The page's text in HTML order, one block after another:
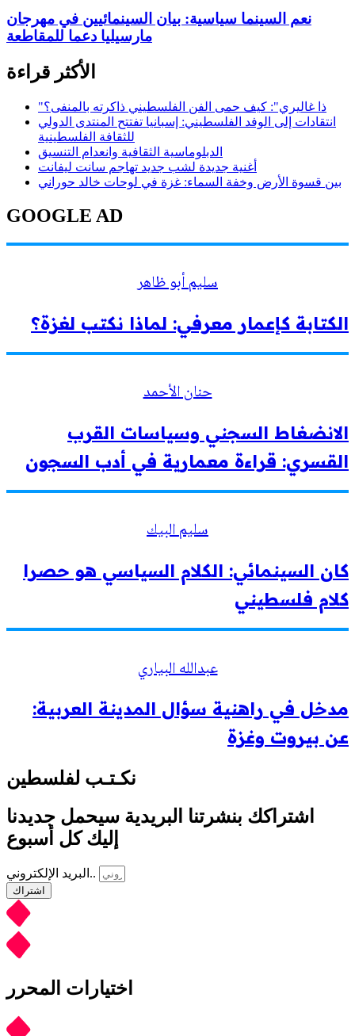
نعم السينما سياسية: بيان السينمائيين في مهرجان
مارسيليا دعما للمقاطعة
الأكثر قراءة
"ذا غاليري": كيف حمى الفن الفلسطيني ذاكرته بالمنفى؟
انتقادات إلى الوفد الفلسطيني: إسبانيا تفتتح المنتدى الدولي
للثقافة الفلسطينية
الدبلوماسية الثقافية وانعدام التنسيق
أغنية جديدة لشب جديد تهاجم سانت ليفانت
بين قسوة الأرض وخفة السماء: غزة في لوحات خالد حوراني
GOOGLE AD
سليم أبو ظاهر
الكتابة كإعمار معرفي: لماذا نكتب لغزة؟
حنان الأحمد
الانضغاط السجني وسياسات القرب
القسري: قراءة معمارية في أدب السجون
سليم البيك
كان السينمائي: الكلام السياسي هو حصرا
كلام فلسطيني
عبدالله البياري
مدخل في راهنية سؤال المدينة العربية:
عن بيروت وغزة
نكـتـب لفلسطين
اشتراكك بنشرتنا البريدية سيحمل جديدنا
إليك كل أسبوع
البريد الإلكتروني..
اشتراك
اختيارات المحرر